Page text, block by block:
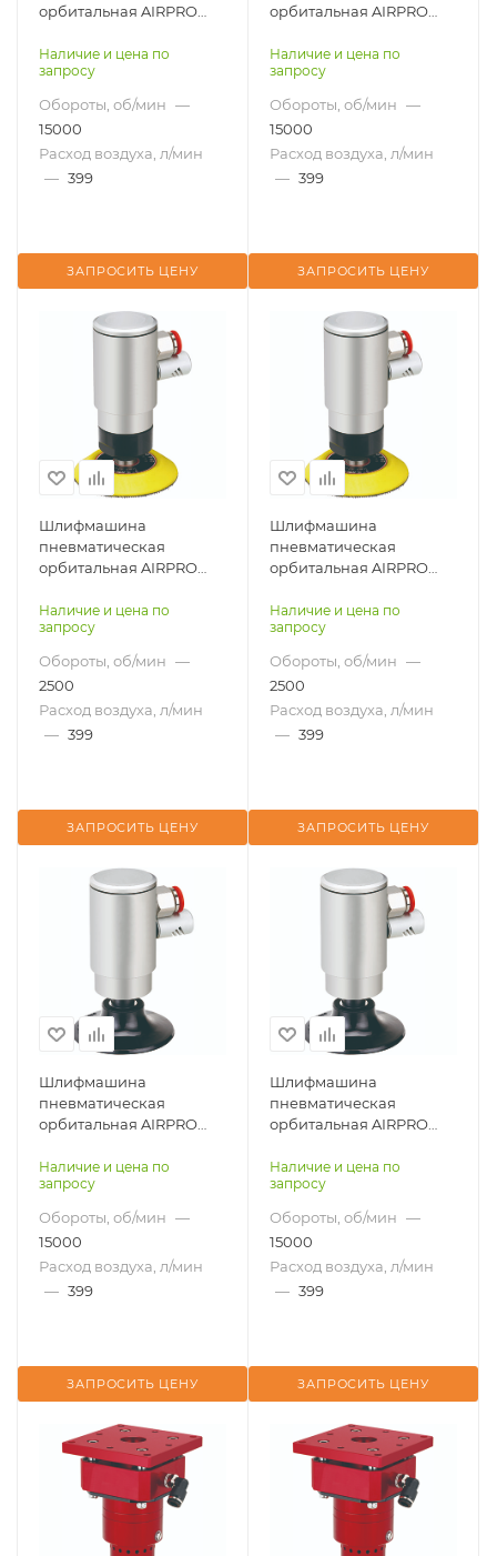
орбитальная AIRPRO
Наличие и цена по
запросу
Обороты, об/мин —
15000
Расход воздуха, л/мин
— 399
ЗАПРОСИТЬ ЦЕНУ
орбитальная AIRPRO
Наличие и цена по
запросу
Обороты, об/мин —
15000
Расход воздуха, л/мин
— 399
ЗАПРОСИТЬ ЦЕНУ
Шлифмашина
пневматическая
орбитальная AIRPRO
Наличие и цена по
запросу
Обороты, об/мин —
2500
Расход воздуха, л/мин
— 399
ЗАПРОСИТЬ ЦЕНУ
Шлифмашина
пневматическая
орбитальная AIRPRO
Наличие и цена по
запросу
Обороты, об/мин —
2500
Расход воздуха, л/мин
— 399
ЗАПРОСИТЬ ЦЕНУ
Шлифмашина
пневматическая
орбитальная AIRPRO
Наличие и цена по
запросу
Обороты, об/мин —
15000
Расход воздуха, л/мин
— 399
ЗАПРОСИТЬ ЦЕНУ
Шлифмашина
пневматическая
орбитальная AIRPRO
Наличие и цена по
запросу
Обороты, об/мин —
15000
Расход воздуха, л/мин
— 399
ЗАПРОСИТЬ ЦЕНУ